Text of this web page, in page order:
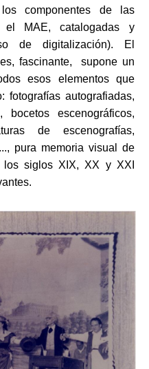
componentes de las
el MAE, catalogadas y
de digitalización). El
fascinante, supone un
esos elementos que
fotografías autografiadas,
bocetos escenográficos,
de escenografías,
pura memoria visual de
los siglos XIX, XX y XXI